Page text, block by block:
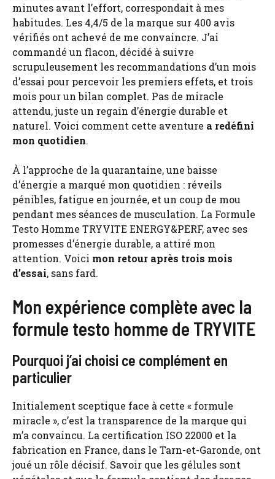
minutes avant l’effort, correspondait à mes
habitudes. Les 4,4/5 de la marque sur 400 avis
vérifiés ont achevé de me convaincre. J’ai
commandé un flacon, décidé à suivre
scrupuleusement les recommandations d’un mois
d’essai pour percevoir les premiers effets, et trois
mois pour un bilan complet. Pas de miracle
attendu, juste un regain d’énergie durable et
naturel. Voici comment cette aventure a redéfini
mon quotidien.
À l’approche de la quarantaine, une baisse
d’énergie a marqué mon quotidien : réveils
pénibles, fatigue en journée, et un coup de mou
pendant mes séances de musculation. La Formule
Testo Homme TRYVITE ENERGY&PERF, avec ses
promesses d’énergie durable, a attiré mon
attention. Voici mon retour après trois mois
d’essai, sans fard.
Mon expérience complète avec la
formule testo homme de TRYVITE
Pourquoi j’ai choisi ce complément en
particulier
Initialement sceptique face à cette « formule
miracle », c’est la transparence de la marque qui
m’a convaincu. La certification ISO 22000 et la
fabrication en France, dans le Tarn-et-Garonde, ont
joué un rôle décisif. Savoir que les gélules sont